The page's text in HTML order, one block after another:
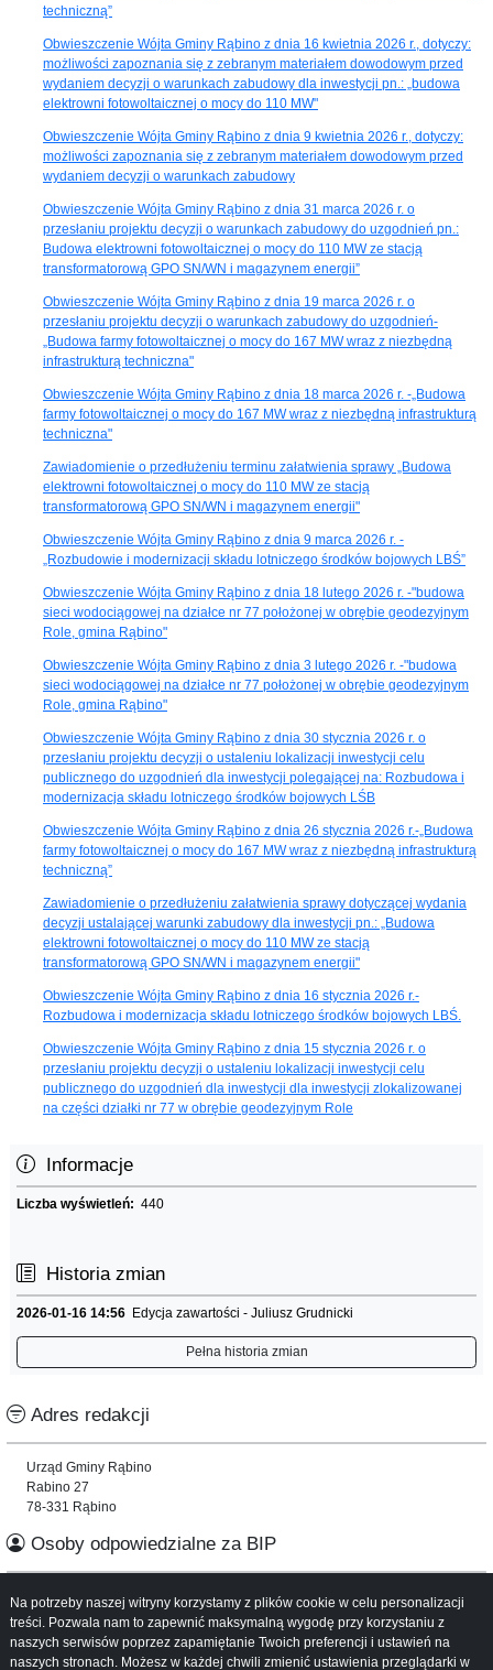
techniczną”
Obwieszczenie Wójta Gminy Rąbino z dnia 16 kwietnia 2026 r., dotyczy:
możliwości zapoznania się z zebranym materiałem dowodowym przed
wydaniem decyzji o warunkach zabudowy dla inwestycji pn.: „budowa
elektrowni fotowoltaicznej o mocy do 110 MW"
Obwieszczenie Wójta Gminy Rąbino z dnia 9 kwietnia 2026 r., dotyczy:
możliwości zapoznania się z zebranym materiałem dowodowym przed
wydaniem decyzji o warunkach zabudowy
Obwieszczenie Wójta Gminy Rąbino z dnia 31 marca 2026 r. o
przesłaniu projektu decyzji o warunkach zabudowy do uzgodnień pn.:
Budowa elektrowni fotowoltaicznej o mocy do 110 MW ze stacją
transformatorową GPO SN/WN i magazynem energii”
Obwieszczenie Wójta Gminy Rąbino z dnia 19 marca 2026 r. o
przesłaniu projektu decyzji o warunkach zabudowy do uzgodnień-
„Budowa farmy fotowoltaicznej o mocy do 167 MW wraz z niezbędną
infrastrukturą techniczna"
Obwieszczenie Wójta Gminy Rąbino z dnia 18 marca 2026 r. -„Budowa
farmy fotowoltaicznej o mocy do 167 MW wraz z niezbędną infrastrukturą
techniczna"
Zawiadomienie o przedłużeniu terminu załatwienia sprawy „Budowa
elektrowni fotowoltaicznej o mocy do 110 MW ze stacją
transformatorową GPO SN/WN i magazynem energii"
Obwieszczenie Wójta Gminy Rąbino z dnia 9 marca 2026 r. -
„Rozbudowie i modernizacji składu lotniczego środków bojowych LBŚ”
Obwieszczenie Wójta Gminy Rąbino z dnia 18 lutego 2026 r. -"budowa
sieci wodociągowej na działce nr 77 położonej w obrębie geodezyjnym
Role, gmina Rąbino"
Obwieszczenie Wójta Gminy Rąbino z dnia 3 lutego 2026 r. -"budowa
sieci wodociągowej na działce nr 77 położonej w obrębie geodezyjnym
Role, gmina Rąbino"
Obwieszczenie Wójta Gminy Rąbino z dnia 30 stycznia 2026 r. o
przesłaniu projektu decyzji o ustaleniu lokalizacji inwestycji celu
publicznego do uzgodnień dla inwestycji polegającej na: Rozbudowa i
modernizacja składu lotniczego środków bojowych LŚB
Obwieszczenie Wójta Gminy Rąbino z dnia 26 stycznia 2026 r.-„Budowa
farmy fotowoltaicznej o mocy do 167 MW wraz z niezbędną infrastrukturą
techniczną”
Zawiadomienie o przedłużeniu załatwienia sprawy dotyczącej wydania
decyzji ustalającej warunki zabudowy dla inwestycji pn.: „Budowa
elektrowni fotowoltaicznej o mocy do 110 MW ze stacją
transformatorową GPO SN/WN i magazynem energii"
Obwieszczenie Wójta Gminy Rąbino z dnia 16 stycznia 2026 r.-
Rozbudowa i modernizacja składu lotniczego środków bojowych LBŚ.
Obwieszczenie Wójta Gminy Rąbino z dnia 15 stycznia 2026 r. o
przesłaniu projektu decyzji o ustaleniu lokalizacji inwestycji celu
publicznego do uzgodnień dla inwestycji dla inwestycji zlokalizowanej
na części działki nr 77 w obrębie geodezyjnym Role
Informacje
Liczba wyświetleń: 440
Historia zmian
2026-01-16 14:56 Edycja zawartości - Juliusz Grudnicki
Pełna historia zmian
Adres redakcji
Urząd Gminy Rąbino
Rabino 27
78-331 Rąbino
Osoby odpowiedzialne za BIP
Informacje o serwisie
Mapa serwisu
Na potrzeby naszej witryny korzystamy z plików cookie w celu personalizacji
treści. Pozwala nam to zapewnić maksymalną wygodę przy korzystaniu z
naszych serwisów poprzez zapamiętanie Twoich preferencji i ustawień na
naszych stronach. Możesz w każdej chwili zmienić ustawienia przeglądarki w